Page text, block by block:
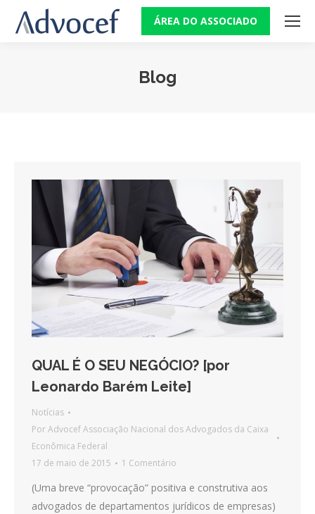
ÁREA DO ASSOCIADO
Blog
QUAL É O SEU NEGÓCIO? [por
Leonardo Barém Leite]
Notícias
PorAdvocef Associação Nacional dos Advogados da Caixa
Econômica Federal
17 de maio de 2015
1 Comentário
(Uma breve “provocação” positiva e construtiva aos
advogados de departamentos jurídicos de empresas)